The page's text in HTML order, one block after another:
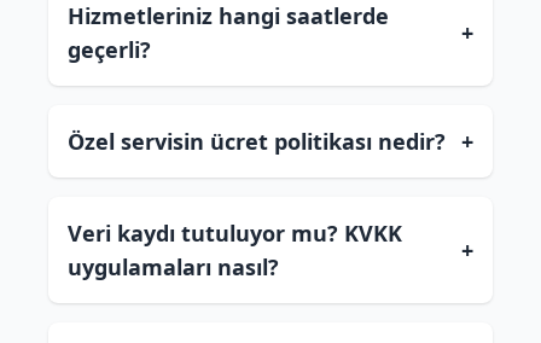
Hizmetleriniz hangi saatlerde
geçerli?
+
Özel servisin ücret politikası nedir? +
Veri kaydı tutuluyor mu? KVKK
uygulamaları nasıl?
+